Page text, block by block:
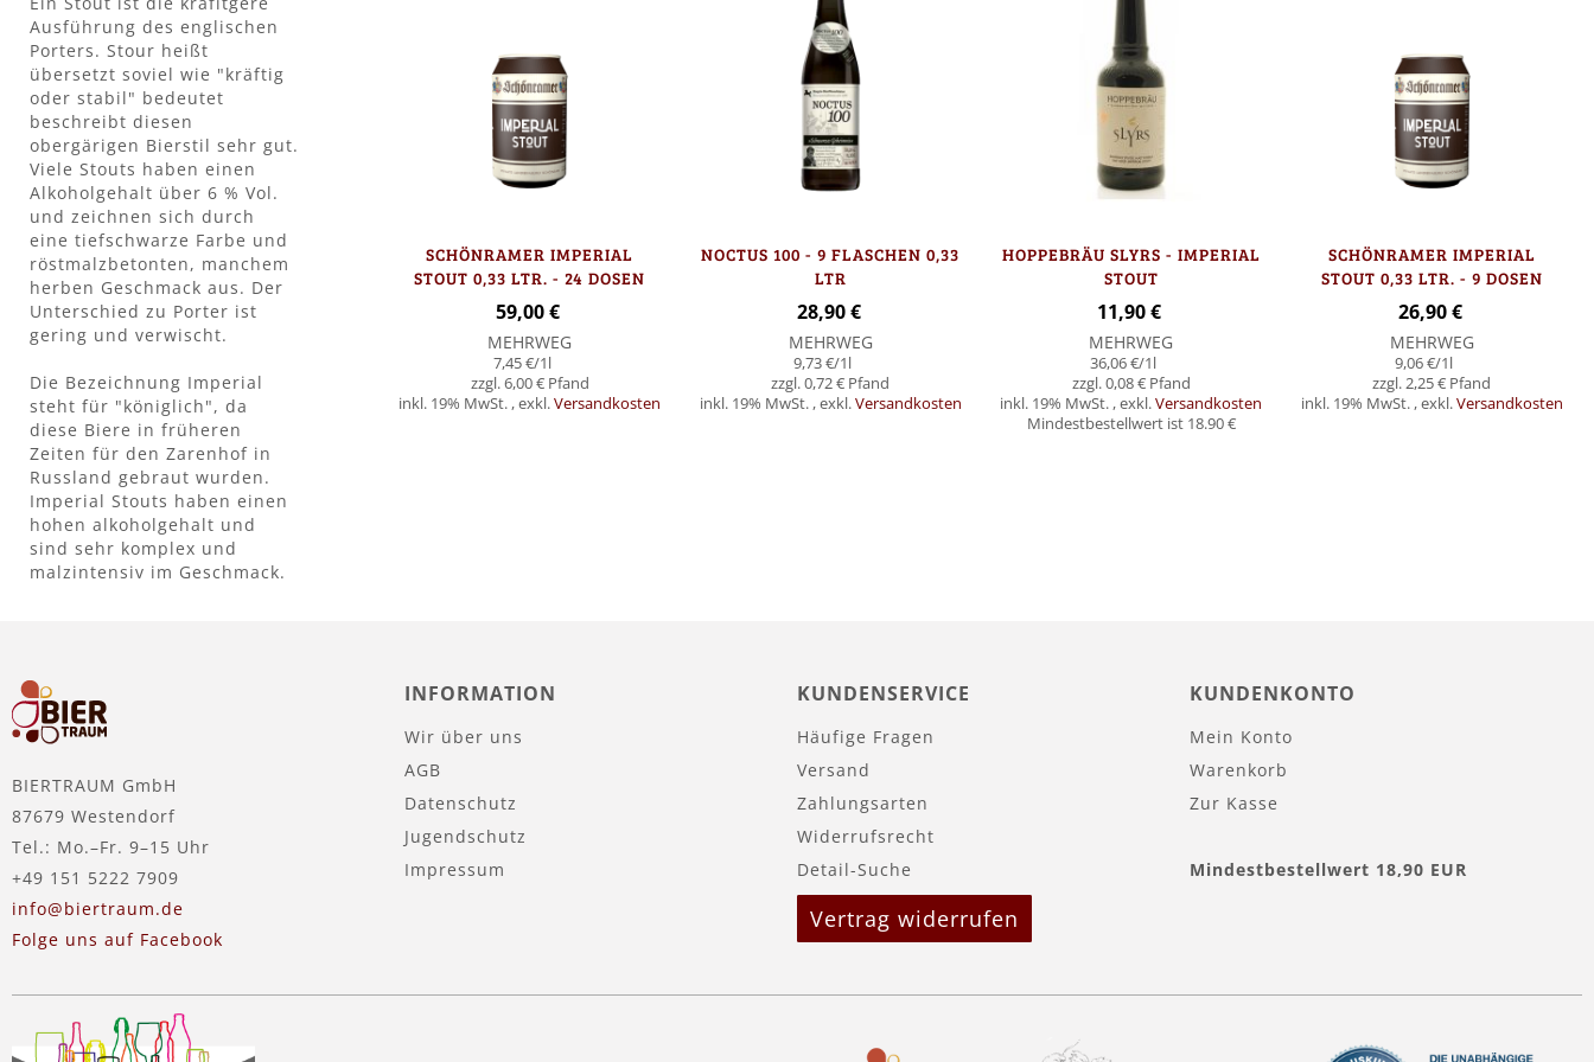
SCHÖNRAMER IMPERIAL
STOUT 0,33 LTR. - 24 DOSEN
59,00 €
MEHRWEG
7,45 €/1l
6,00 €
inkl. 19% MwSt.,exkl.Versandkosten
NOCTUS 100 - 9 FLASCHEN 0,33
LTR
28,90 €
MEHRWEG
9,73 €/1l
0,72 €
inkl. 19% MwSt.,exkl.Versandkosten
HOPPEBRÄU SLYRS - IMPERIAL
STOUT
11,90 €
MEHRWEG
36,06 €/1l
0,08 €
inkl. 19% MwSt.,exkl.Versandkosten
Mindestbestellwert ist 18.90 €
SCHÖNRAMER IMPERIAL
STOUT 0,33 LTR. - 9 DOSEN
26,90 €
MEHRWEG
9,06 €/1l
2,25 €
inkl. 19% MwSt.,exkl.Versandkosten
Ausführung des englischen
Porters. Stour heißt
übersetzt soviel wie "kräftig
oder stabil" bedeutet
beschreibt diesen
obergärigen Bierstil sehr gut.
Viele Stouts haben einen
Alkoholgehalt über 6 % Vol.
und zeichnen sich durch
eine tiefschwarze Farbe und
röstmalzbetonten, manchem
herben Geschmack aus. Der
Unterschied zu Porter ist
gering und verwischt.
Die Bezeichnung Imperial
steht für "königlich", da
diese Biere in früheren
Zeiten für den Zarenhof in
Russland gebraut wurden.
Imperial Stouts haben einen
hohen alkoholgehalt und
sind sehr komplex und
malzintensiv im Geschmack.
BIERTRAUM GmbH
87679 Westendorf
Tel.: Mo.–Fr. 9–15 Uhr
+49 151 5222 7909
info@biertraum.de
Folge uns auf Facebook
INFORMATION
Wir über uns
AGB
Datenschutz
Jugendschutz
Impressum
KUNDENSERVICE
Häufige Fragen
Versand
Zahlungsarten
Widerrufsrecht
Detail-Suche
Vertrag widerrufen
KUNDENKONTO
Mein Konto
Warenkorb
Zur Kasse
Mindestbestellwert 18,90 EUR